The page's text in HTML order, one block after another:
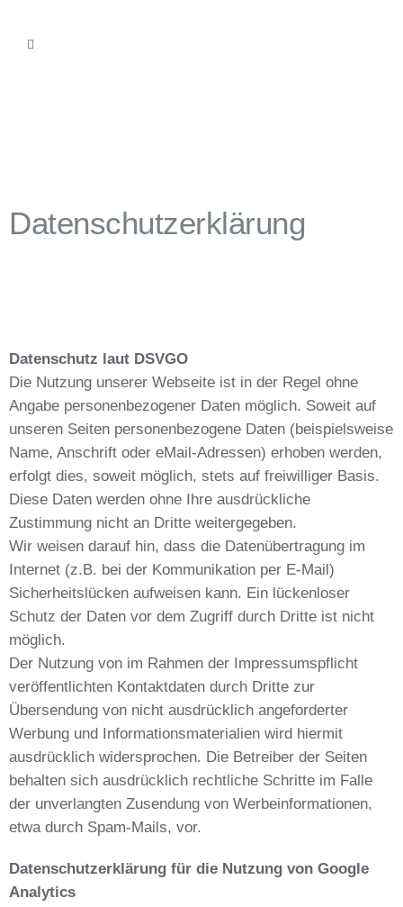
Datenschutzerklärung
Datenschutz laut DSVGO
Die Nutzung unserer Webseite ist in der Regel ohne
Angabe personenbezogener Daten möglich. Soweit auf
unseren Seiten personenbezogene Daten (beispielsweise
Name, Anschrift oder eMail-Adressen) erhoben werden,
erfolgt dies, soweit möglich, stets auf freiwilliger Basis.
Diese Daten werden ohne Ihre ausdrückliche
Zustimmung nicht an Dritte weitergegeben.
Wir weisen darauf hin, dass die Datenübertragung im
Internet (z.B. bei der Kommunikation per E-Mail)
Sicherheitslücken aufweisen kann. Ein lückenloser
Schutz der Daten vor dem Zugriff durch Dritte ist nicht
möglich.
Der Nutzung von im Rahmen der Impressumspflicht
veröffentlichten Kontaktdaten durch Dritte zur
Übersendung von nicht ausdrücklich angeforderter
Werbung und Informationsmaterialien wird hiermit
ausdrücklich widersprochen. Die Betreiber der Seiten
behalten sich ausdrücklich rechtliche Schritte im Falle
der unverlangten Zusendung von Werbeinformationen,
etwa durch Spam-Mails, vor.
Datenschutzerklärung für die Nutzung von Google
Analytics